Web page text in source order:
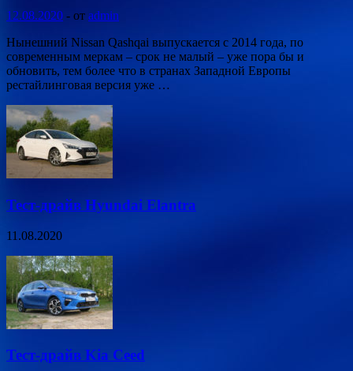
12.08.2020 - от admin
Нынешний Nissan Qashqai выпускается с 2014 года, по
современным меркам – срок не малый – уже пора бы и
обновить, тем более что в странах Западной Европы
рестайлинговая версия уже …
Тест-драйв Hyundai Elantra
11.08.2020
Тест-драйв Kia Ceed